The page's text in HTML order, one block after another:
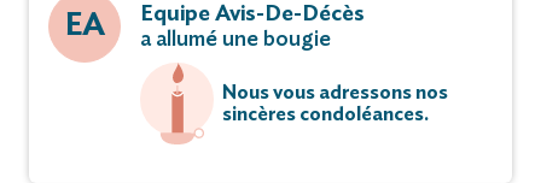
EA
Equipe Avis-De-Décès
a allumé une bougie
Nous vous adressons nos
sincères condoléances.